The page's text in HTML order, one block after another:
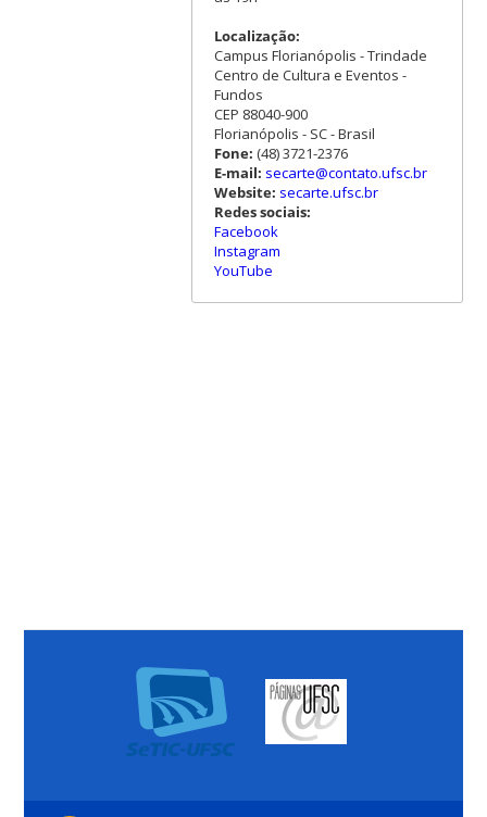
Localização:
Campus Florianópolis - Trindade
Centro de Cultura e Eventos -
Fundos
CEP 88040-900
Florianópolis - SC - Brasil
Fone: (48) 3721-2376
E-mail: secarte@contato.ufsc.br
Website: secarte.ufsc.br
Redes sociais:
Facebook
Instagram
YouTube